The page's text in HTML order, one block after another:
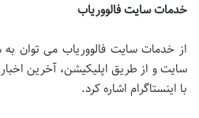
خدمات سایت فالووریاب
از خدمات سایت فالووریاب می توان به
سایت و از طریق اپلیکیشن، آخرین
با اینستاگرام اشاره کرد.